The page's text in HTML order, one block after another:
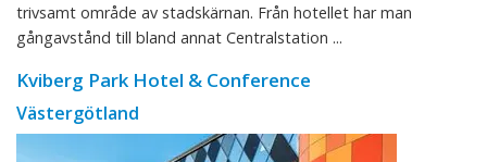
trivsamt område av stadskärnan. Från hotellet har man
gångavstånd till bland annat Centralstation ...
Kviberg Park Hotel & Conference
Västergötland